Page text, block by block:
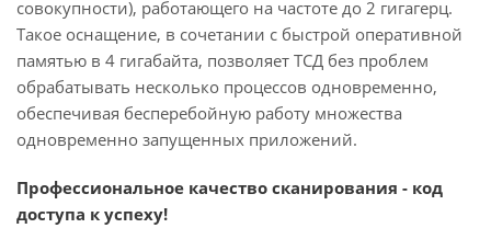
совокупности), работающего на частоте до 2 гигагерц.
Такое оснащение, в сочетании с быстрой оперативной
памятью в 4 гигабайта, позволяет ТСД без проблем
обрабатывать несколько процессов одновременно,
обеспечивая бесперебойную работу множества
одновременно запущенных приложений.
Профессиональное качество сканирования - код
доступа к успеху!